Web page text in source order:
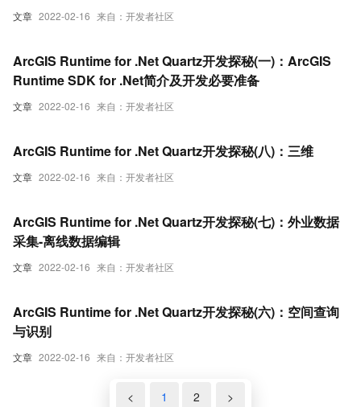
文章 2022-02-16 来自：开发者社区
文章 2022-02-16 来自：开发者社区
ArcGIS Runtime for .Net Quartz开发探秘(一)：ArcGIS
Runtime SDK for .Net简介及开发必要准备
文章 2022-02-16 来自：开发者社区
ArcGIS Runtime for .Net Quartz开发探秘(八)：三维
文章 2022-02-16 来自：开发者社区
ArcGIS Runtime for .Net Quartz开发探秘(七)：外业数据
采集-离线数据编辑
文章 2022-02-16 来自：开发者社区
ArcGIS Runtime for .Net Quartz开发探秘(六)：空间查询
与识别
< 1 2 >